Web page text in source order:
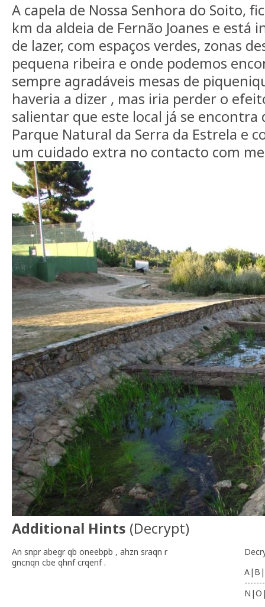
A capela de Nossa Senhora do Soito,
km da aldeia de Fernão Joanes e está
de lazer, com espaços verdes, zonas
pequena ribeira e onde podemos
sempre agradáveis mesas de
haveria a dizer , mas iria perder o
salientar que este local já se
Parque Natural da Serra da Estrela e
um cuidado extra no contacto com
Additional Hints (Decrypt)
An snpr abegr qb oneebpb , ahzn sraqn r
gncnqn cbe qhnf crqenf .